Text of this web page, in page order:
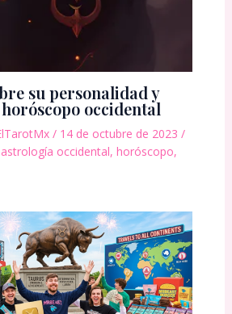
su personalidad y
occidental
/ 14 de octubre de 2023 /
astrología occidental, horóscopo,